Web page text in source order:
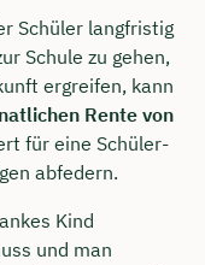
Schüler langfristig
Schule zu gehen,
ergreifen, kann
Rente von
für eine Schüler-
abfedern.
Kind
und man